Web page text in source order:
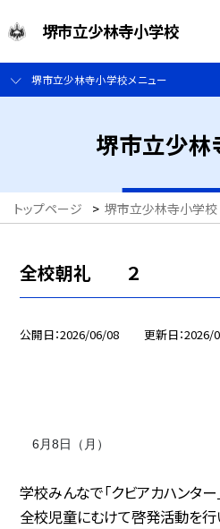
堺市立少林寺小学校
堺市立少林寺小学校メニュー
堺市立少林
トップページ > 堺市立少林寺小学校
全校朝礼 ２
公開日 2026/06/08 更新日 2026/
6月8日（月）
学校みんなで「クビアカハンター
全校児童にむけて啓発活動を行